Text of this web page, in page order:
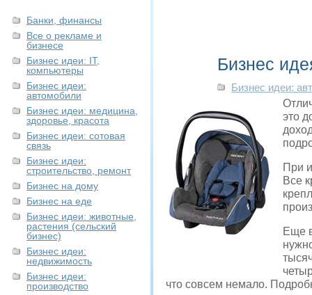
Банки, финансы
Все о рекламе и
бизнесе
Бизнес идеи: IT,
компьютеры
Бизнес идеи:
автомобили
Бизнес идеи: медицина,
здоровье, красота
Бизнес идеи: сотовая
связь
Бизнес идеи:
строительство, ремонт
Бизнес на дому
Бизнес на еде
Бизнес идеи: животные,
растения (сельский
бизнес)
Бизнес идеи:
недвижимость
Бизнес идеи:
производство
Бизнес
Бизнес идеи:
это
При
Все
Еще
что совсем немало.